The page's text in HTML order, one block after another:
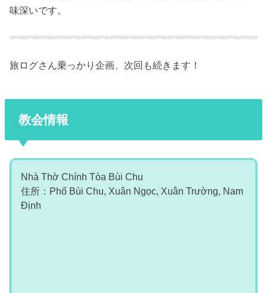
味深いです。
旅ログさん乗っかり企画、次回も続きます！
教会情報
Nhà Thờ Chính Tòa Bùi Chu
住所：Phố Bùi Chu, Xuân Ngọc, Xuân Trường, Nam
Định